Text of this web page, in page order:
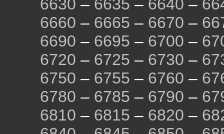
6630 – 6635 – 6640 –
6660 – 6665 – 6670 –
6690 – 6695 – 6700 –
6720 – 6725 – 6730 –
6750 – 6755 – 6760 –
6780 – 6785 – 6790 –
6810 – 6815 – 6820 –